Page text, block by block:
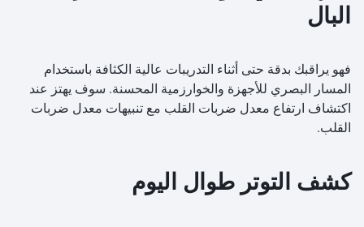
البال
فهو يراقبك بدقة حتى أثناء التدريبات عالية الكثافة باستخدام
المسار البصري للأجهزة والخوارزمية المحسنة. سوف يهتز عند
اكتشاف ارتفاع معدل ضربات القلب مع تنبيهات معدل ضربات
القلب.
كشف التوتر طوال اليوم